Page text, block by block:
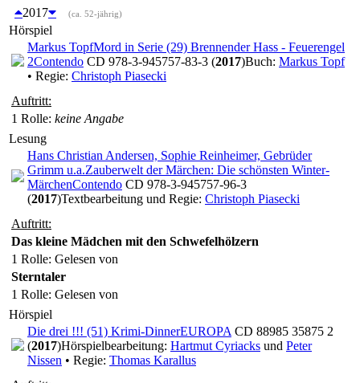
2017
(ca. 52-jährig)
Hörspiel
Markus TopfMord in Serie (29) Brennender Hass - Feuerengel
2Contendo CD 978-3-945757-83-3 (2017)Buch: Markus Topf
• Regie: Christoph Piasecki
Auftritt:
1 Rolle: keine Angabe
Lesung
Hans Christian Andersen, Sophie Reinheimer, Gebrüder
Grimm u.a.Zauberwelt der Märchen: Die schönsten Winter-
MärchenContendo CD 978-3-945757-96-3
(2017)Textbearbeitung und Regie: Christoph Piasecki
Auftritt:
Das kleine Mädchen mit den Schwefelhölzern
1 Rolle: Gelesen von
Sterntaler
1 Rolle: Gelesen von
Hörspiel
Die drei !!! (51) Krimi-DinnerEUROPA CD 88985 35875 2
(2017)Hörspielbearbeitung: Hartmut Cyriacks und Peter
Nissen • Regie: Thomas Karallus